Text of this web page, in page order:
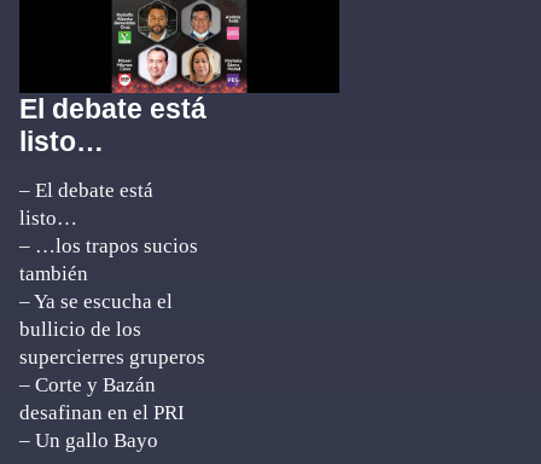
El debate está
listo…
– El debate está
listo…
– …los trapos sucios
también
– Ya se escucha el
bullicio de los
supercierres gruperos
– Corte y Bazán
desafinan en el PRI
– Un gallo Bayo